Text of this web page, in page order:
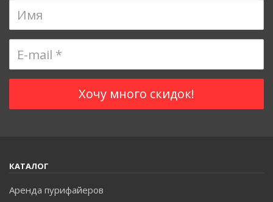
КАТАЛОГ
Аренда пурифайеров